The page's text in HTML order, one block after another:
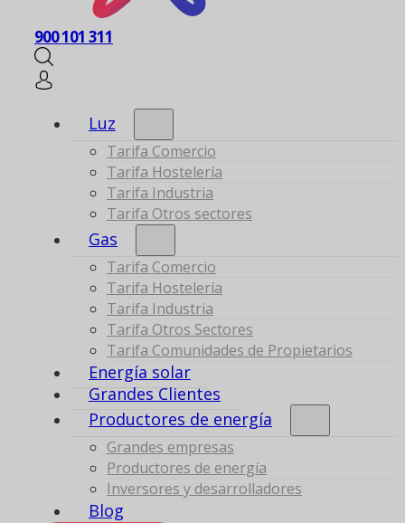
900 101 311
Luz
Tarifa Comercio
Tarifa Hostelería
Tarifa Industria
Tarifa Otros sectores
Gas
Tarifa Comercio
Tarifa Hostelería
Tarifa Industria
Tarifa Otros Sectores
Tarifa Comunidades de Propietarios
Energía solar
Grandes Clientes
Productores de energía
Grandes empresas
Productores de energía
Inversores y desarrolladores
Blog